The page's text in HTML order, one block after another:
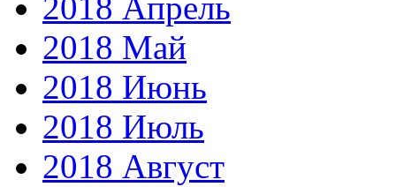
2018 Май
2018 Июнь
2018 Июль
2018 Август